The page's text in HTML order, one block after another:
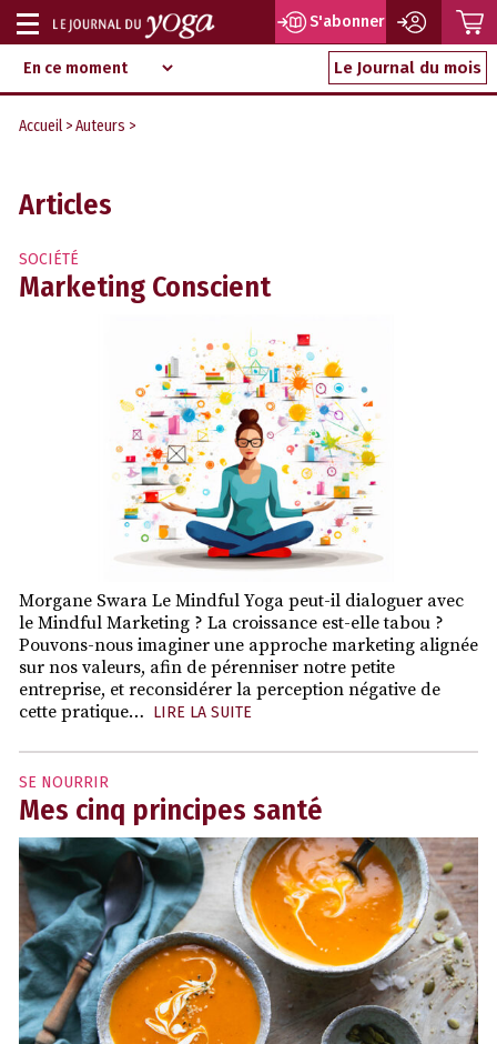
Aller
au
contenu
d‘information
indépendant
Afficher
ou
masquer
navigation
S'abonner
Le Journal du mois
Accueil >Auteurs >
Articles
SOCIÉTÉ
Marketing Conscient
Morgane Swara Le Mindful Yoga peut-il dialoguer avec
le Mindful Marketing ? La croissance est-elle tabou ?
Pouvons-nous imaginer une approche marketing alignée
sur nos valeurs, afin de pérenniser notre petite
entreprise, et reconsidérer la perception négative de
cette pratique… LIRE LA SUITE
SE NOURRIR
Mes cinq principes santé